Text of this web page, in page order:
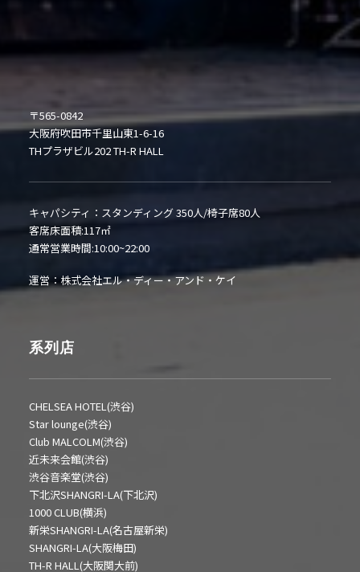
〒565-0842
大阪府吹田市千里山東1-6-16
THプラザビル202 TH-R HALL
キャパシティ：スタンディング 350人/椅子席80人
客席床面積:117㎡
通常営業時間:10:00~22:00
運営：株式会社エル・ディー・アンド・ケイ
系列店
CHELSEA HOTEL(渋谷)
Star lounge(渋谷)
Club MALCOLM(渋谷)
近未来会館(渋谷)
渋谷音楽堂(渋谷)
下北沢SHANGRI-LA(下北沢)
1000 CLUB(横浜)
新栄SHANGRI-LA(名古屋新栄)
SHANGRI-LA(大阪梅田)
TH-R HALL(大阪関大前)